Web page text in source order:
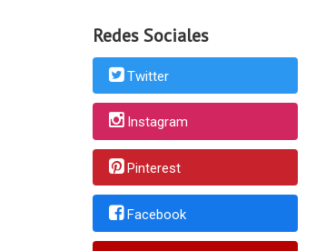
Redes Sociales
Twitter
Instagram
Pinterest
Facebook